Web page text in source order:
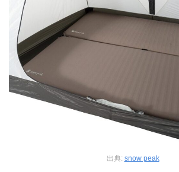
出典: snow peak